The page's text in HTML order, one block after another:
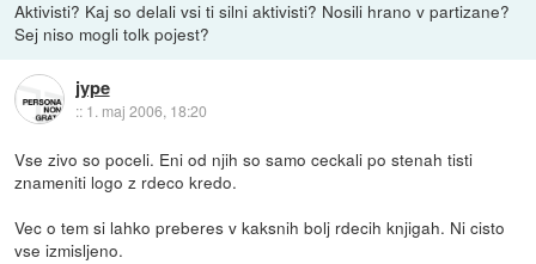
Aktivisti? Kaj so delali vsi ti silni aktivisti? Nosili hrano v partizane?
Sej niso mogli tolk pojest?
jype
:: 1. maj 2006, 18:20
Vse zivo so poceli. Eni od njih so samo ceckali po stenah tisti
znameniti logo z rdeco kredo.
Vec o tem si lahko preberes v kaksnih bolj rdecih knjigah. Ni cisto
vse izmisljeno.